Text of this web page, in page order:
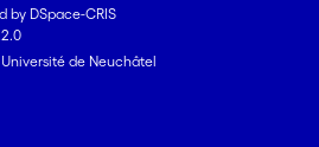
by DSpace-CRIS
de Neuchâtel